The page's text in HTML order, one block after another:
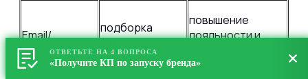
Email/
мессенджеры
подборка
отзывов, кейсы
клиентов
повышение
лояльности и
продаж
ОТВЕТЬТЕ НА 4 ВОПРОСА
«Получите КП по запуску бренда»